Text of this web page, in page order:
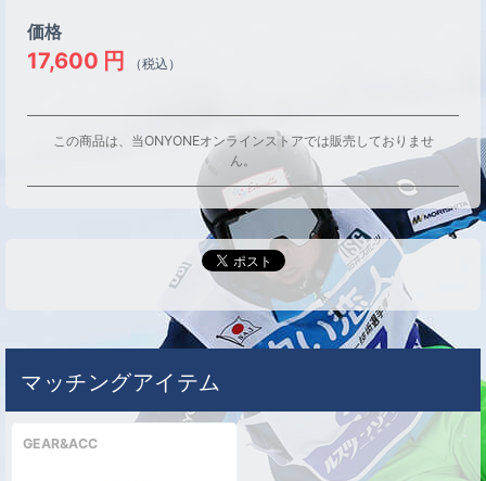
価格
17,600 円 （税込）
この商品は、当ONYONEオンラインストアでは販売しておりませ
ん。
マッチングアイテム
GEAR&ACC